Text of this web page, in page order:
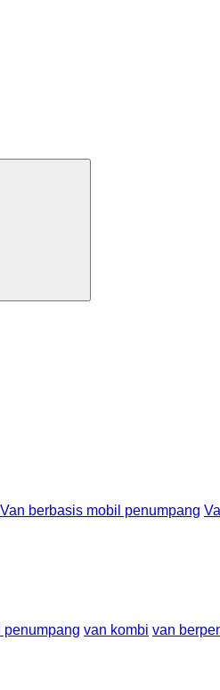
Van berbasis mobil penumpang
penumpang van kombi van